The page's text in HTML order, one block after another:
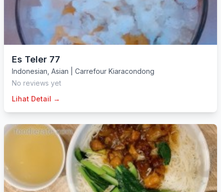
Es Teler 77
Indonesian Asian
Carrefour Kiaracondong
No reviews yet
Lihat Detail →